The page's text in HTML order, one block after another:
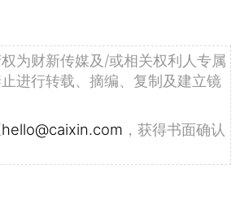
为财新传媒及/或相关权利人专属
进行转载、摘编、复制及建立镜
hello@caixin.com ，获得书面确认